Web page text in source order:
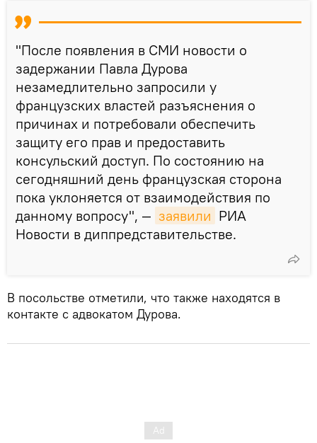
"После появления в СМИ новости о
задержании Павла Дурова
незамедлительно запросили у
французских властей разъяснения о
причинах и потребовали обеспечить
защиту его прав и предоставить
консульский доступ. По состоянию на
сегодняшний день французская сторона
пока уклоняется от взаимодействия по
данному вопросу", — заявили РИА
Новости в диппредставительстве.
В посольстве отметили, что также находятся в
контакте с адвокатом Дурова.